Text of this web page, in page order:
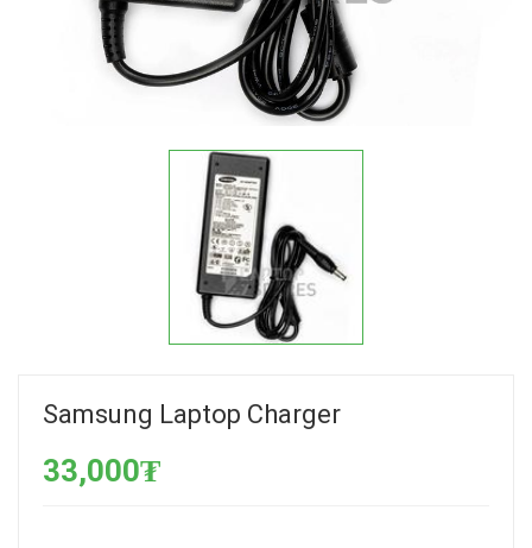
Samsung Laptop Charger
33,000₮